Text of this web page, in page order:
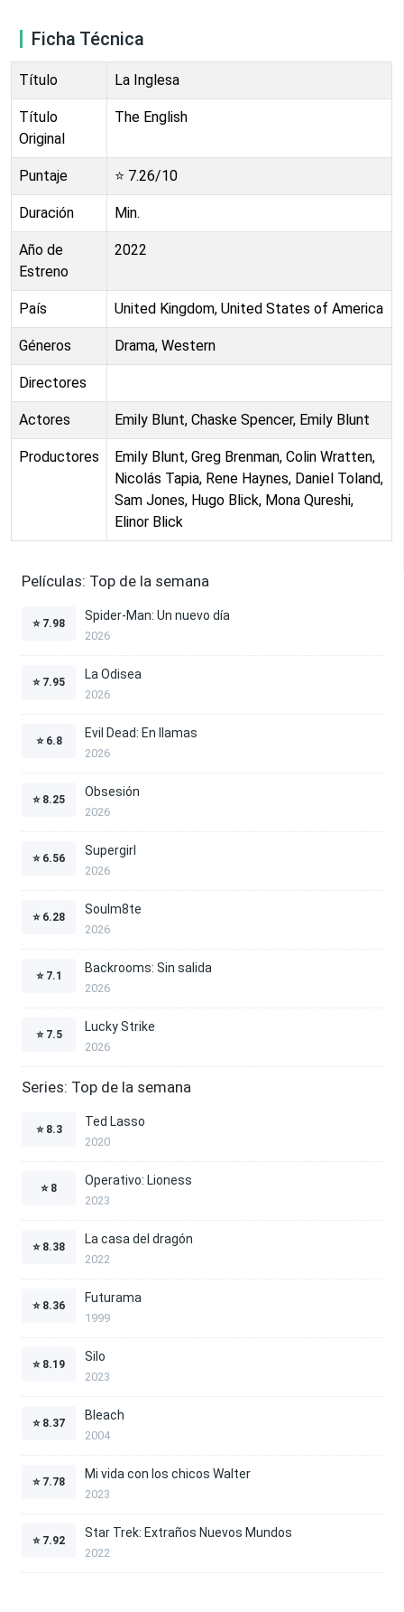
Ficha Técnica
Título La Inglesa
Título
Original
The English
Puntaje ⭐ 7.26/10
Duración Min.
Año de
Estreno
2022
País United Kingdom, United States of America
Géneros Drama, Western
Directores
Actores Emily Blunt, Chaske Spencer, Emily Blunt
Productores
Emily Blunt, Greg Brenman, Colin Wratten,
Nicolás Tapia, Rene Haynes, Daniel Toland,
Sam Jones, Hugo Blick, Mona Qureshi,
Elinor Blick
Películas: Top de la semana
⭐ 7.98
Spider-Man: Un nuevo día
2026
⭐ 7.95
La Odisea
2026
⭐ 6.8
Evil Dead: En llamas
2026
⭐ 8.25
Obsesión
2026
⭐ 6.56
Supergirl
2026
⭐ 6.28
Soulm8te
2026
⭐ 7.1
Backrooms: Sin salida
2026
⭐ 7.5
Lucky Strike
2026
Series: Top de la semana
⭐ 8.3
Ted Lasso
2020
⭐ 8
Operativo: Lioness
2023
⭐ 8.38
La casa del dragón
2022
⭐ 8.36
Futurama
1999
⭐ 8.19
Silo
2023
⭐ 8.37
Bleach
2004
⭐ 7.78
Mi vida con los chicos Walter
2023
⭐ 7.92
Star Trek: Extraños Nuevos Mundos
2022